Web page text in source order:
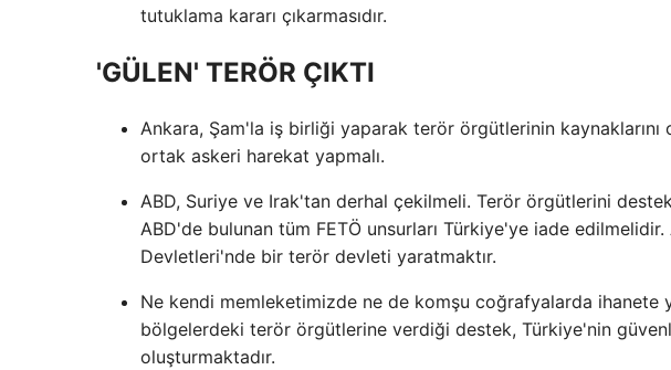
tutuklama kararı çıkarmasıdır.
'GÜLEN' TERÖR ÇIKTI
Ankara, Şam'la iş birliği yaparak terör örgütlerinin kaynaklarını
ortak askeri harekat yapmalı.
ABD, Suriye ve Irak'tan derhal çekilmeli. Terör örgütlerini
ABD'de bulunan tüm FETÖ unsurları Türkiye'ye iade
Devletleri'nde bir terör devleti yaratmaktır.
Ne kendi memleketimizde ne de komşu coğrafyalarda ihanete
bölgelerdeki terör örgütlerine verdiği destek, Türkiye'nin
oluşturmaktadır.